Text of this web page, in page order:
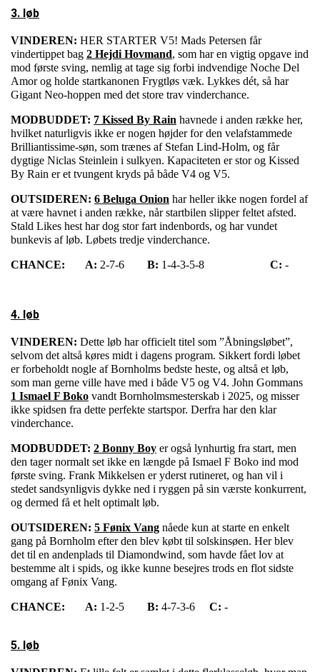
3. løb
VINDEREN: HER STARTER V5! Mads Petersen får
vindertippet bag 2 Hejdi Hovmand, som har en vigtig opgave ind
mod første sving, nemlig at tage sig forbi indvendige Noche Del
Amor og holde startkanonen Frygtløs væk. Lykkes dét, så har
Gigant Neo-hoppen med det store trav vinderchance.
MODBUDDET: 7 Kissed By Rain havnede i anden række her,
hvilket naturligvis ikke er nogen højder for den velafstammede
Brilliantissime-søn, som trænes af Stefan Lind-Holm, og får
dygtige Niclas Steinlein i sulkyen. Kapaciteten er stor og Kissed
By Rain er et tvungent kryds på både V4 og V5.
OUTSIDEREN: 6 Beluga Onion har heller ikke nogen fordel af
at være havnet i anden række, når startbilen slipper feltet afsted.
Stald Likes hest har dog stor fart indenbords, og har vundet
bunkevis af løb. Løbets tredje vinderchance.
CHANCE: A: 2-7-6 B: 1-4-3-5-8 C: -
4. løb
VINDEREN: Dette løb har officielt titel som ”Åbningsløbet”,
selvom det altså køres midt i dagens program. Sikkert fordi løbet
er forbeholdt nogle af Bornholms bedste heste, og altså et løb,
som man gerne ville have med i både V5 og V4. John Gommans
1 Ismael F Boko vandt Bornholmsmesterskab i 2025, og misser
ikke spidsen fra dette perfekte startspor. Derfra har den klar
vinderchance.
MODBUDDET: 2 Bonny Boy er også lynhurtig fra start, men
den tager normalt set ikke en længde på Ismael F Boko ind mod
første sving. Frank Mikkelsen er yderst rutineret, og han vil i
stedet sandsynligvis dykke ned i ryggen på sin værste konkurrent,
og dermed få et helt optimalt løb.
OUTSIDEREN: 5 Fønix Vang nåede kun at starte en enkelt
gang på Bornholm efter den blev købt til solskinsøen. Her blev
det til en andenplads til Diamondwind, som havde fået lov at
bestemme alt i spids, og ikke kunne besejres trods en flot sidste
omgang af Fønix Vang.
CHANCE: A: 1-2-5 B: 4-7-3-6 C: -
5. løb